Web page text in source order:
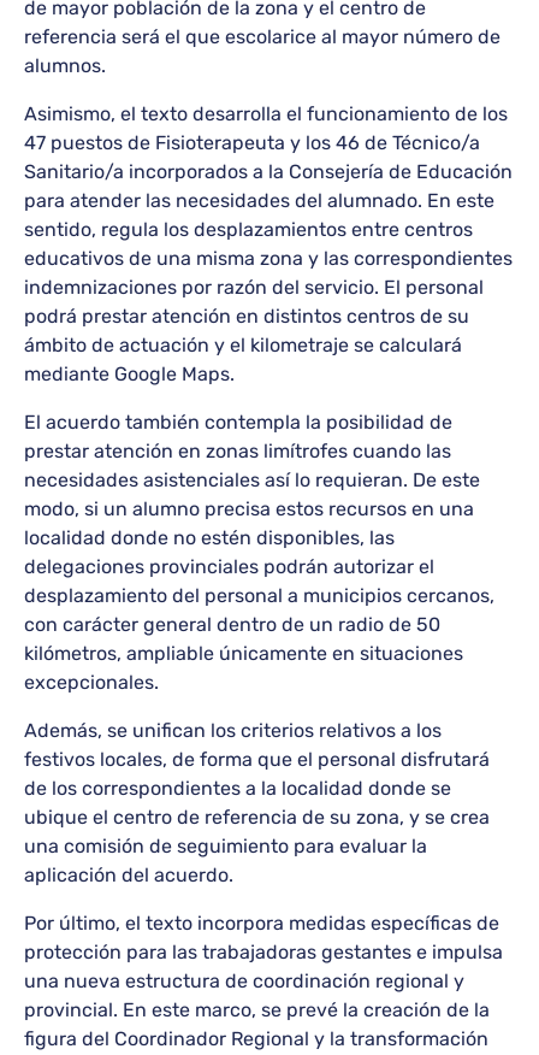
de mayor población de la zona y el centro de
referencia será el que escolarice al mayor número de
alumnos.
Asimismo, el texto desarrolla el funcionamiento de los
47 puestos de Fisioterapeuta y los 46 de Técnico/a
Sanitario/a incorporados a la Consejería de Educación
para atender las necesidades del alumnado. En este
sentido, regula los desplazamientos entre centros
educativos de una misma zona y las correspondientes
indemnizaciones por razón del servicio. El personal
podrá prestar atención en distintos centros de su
ámbito de actuación y el kilometraje se calculará
mediante Google Maps.
El acuerdo también contempla la posibilidad de
prestar atención en zonas limítrofes cuando las
necesidades asistenciales así lo requieran. De este
modo, si un alumno precisa estos recursos en una
localidad donde no estén disponibles, las
delegaciones provinciales podrán autorizar el
desplazamiento del personal a municipios cercanos,
con carácter general dentro de un radio de 50
kilómetros, ampliable únicamente en situaciones
excepcionales.
Además, se unifican los criterios relativos a los
festivos locales, de forma que el personal disfrutará
de los correspondientes a la localidad donde se
ubique el centro de referencia de su zona, y se crea
una comisión de seguimiento para evaluar la
aplicación del acuerdo.
Por último, el texto incorpora medidas específicas de
protección para las trabajadoras gestantes e impulsa
una nueva estructura de coordinación regional y
provincial. En este marco, se prevé la creación de la
figura del Coordinador Regional y la transformación